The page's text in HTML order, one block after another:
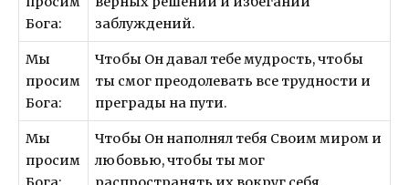
Бога:
заблуждений.
Мы
просим
Бога:
Чтобы Он давал тебе мудрость, чтобы
ты смог преодолевать все трудности и
преграды на пути.
Мы
просим
Чтобы Он наполнял тебя Своим миром и
любовью, чтобы ты мог